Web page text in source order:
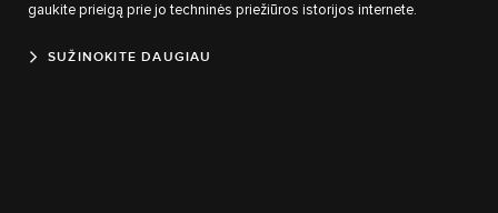
gaukite prieigą prie jo techninės priežiūros istorijos internete.
SUŽINOKITE DAUGIAU